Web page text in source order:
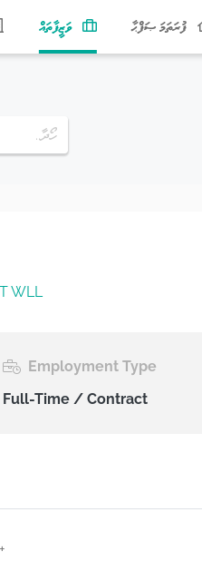
ފުރަތަމަ ޞަފްޙާ ވަޒީފާތައް
(current)
WLL
Employment Type
Full-Time / Contract